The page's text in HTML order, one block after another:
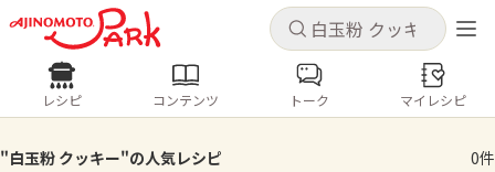
キャンセル
ログインするとレシピを保存できます
ログイン
キャンセル
レシピ コンテンツ
レシピ コンテンツ トーク マイレシピ
"白玉粉 クッキー"の人気レシピ 0件